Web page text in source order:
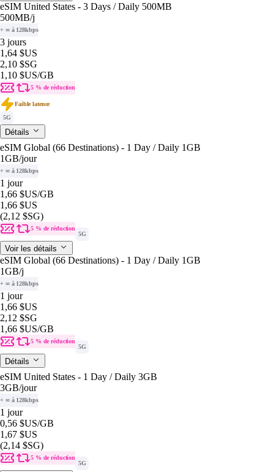
eSIM United States - 3 Days / Daily 500MB
500MB/j
+ ∞ à 128kbps
3 jours
1,64 $US
2,10 $SG
1,10 $US/GB
5 % de réduction
Faible latence
5G
Détails
eSIM Global (66 Destinations) - 1 Day / Daily 1GB
1GB/jour
+ ∞ à 128kbps
1 jour
1,66 $US/GB
1,66 $US
(2,12 $SG)
5 % de réduction
5G
Voir les détails
eSIM Global (66 Destinations) - 1 Day / Daily 1GB
1GB/j
+ ∞ à 128kbps
1 jour
1,66 $US
2,12 $SG
1,66 $US/GB
5 % de réduction
5G
Détails
eSIM United States - 1 Day / Daily 3GB
3GB/jour
+ ∞ à 128kbps
1 jour
0,56 $US/GB
1,67 $US
(2,14 $SG)
5 % de réduction
5G